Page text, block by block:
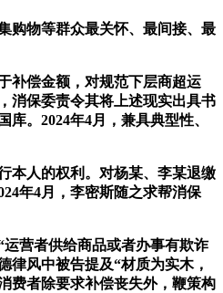
购物等群众最关怀、最间接、最
补偿金额，对规范下层商超运
消保委责令其将上述现实出具书
。2024年4月，兼具典型性、
本人的权利。对杨某、李某退缴
年4月，李密斯随之求帮消保
营者供给商品或者办事有欺诈
风中被告提及“材质为实木，
费者除要求补偿丧失外，鞭策构